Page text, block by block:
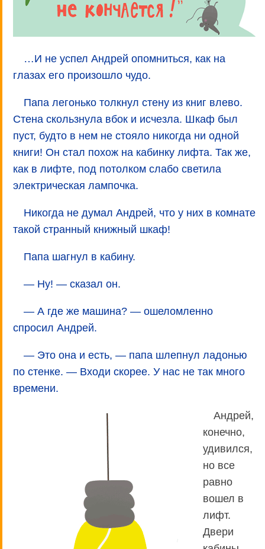
…И не успел Андрей опомниться, как на
глазах его произошло чудо.
Папа легонько толкнул стену из книг влево.
Стена скользнула вбок и исчезла. Шкаф был
пуст, будто в нем не стояло никогда ни одной
книги! Он стал похож на кабинку лифта. Так же,
как в лифте, под потолком слабо светила
электрическая лампочка.
Никогда не думал Андрей, что у них в комнате
такой странный книжный шкаф!
Папа шагнул в кабину.
— Ну! — сказал он.
— А где же машина? — ошеломленно
спросил Андрей.
— Это она и есть, — папа шлепнул ладонью
по стенке. — Входи скорее. У нас не так много
времени.
Андрей,
конечно,
удивился,
но все
равно
вошел в
лифт.
Двери